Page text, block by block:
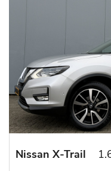
Nissan X-Trail